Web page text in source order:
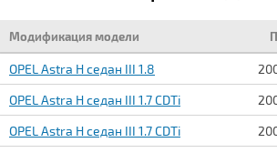
Модификация модели
OPEL Astra H седан III 1.8
OPEL Astra H седан III 1.7 CDTi
OPEL Astra H седан III 1.7 CDTi